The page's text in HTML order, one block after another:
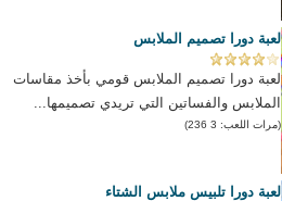
لعبة دورا تصميم الملابس
لعبة دورا تصميم الملابس قومي بأخذ مقاسات
الملابس والفساتين التي تريدي تصميمها...
(مرات اللعب: 3 236)
لعبة دورا تلبيس ملابس الشتاء